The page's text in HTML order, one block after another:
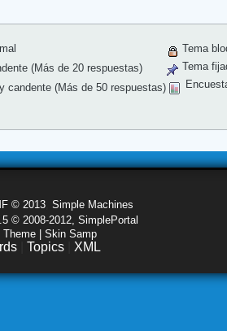
(Más de 20 respuestas)
candente (Más de 50 respuestas)
Tema
Tema
© 2013 Simple Machines
© 2008-2012, SimplePortal
| Skin Samp
Topics XML